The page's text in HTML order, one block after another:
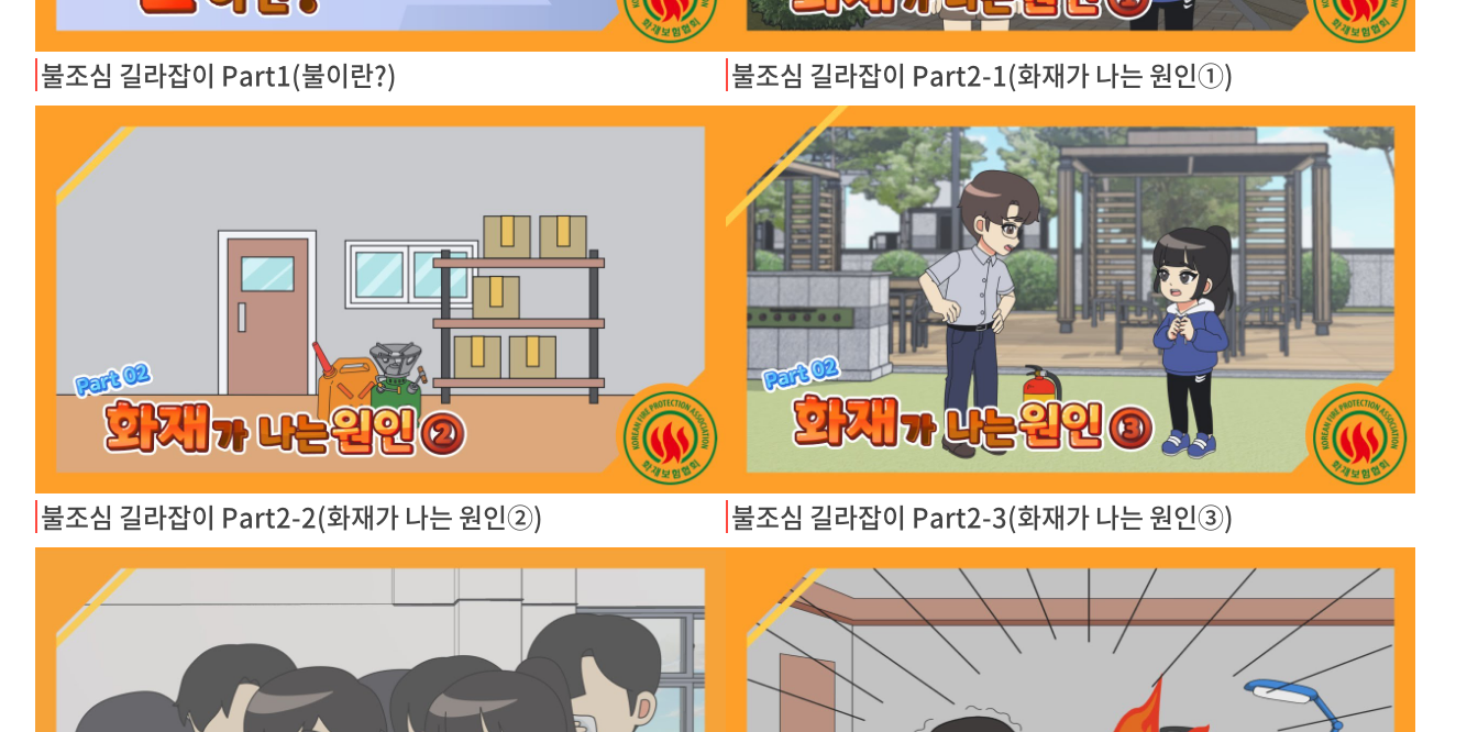
불조심 길라잡이 Part1(불이란?) 불조심 길라잡이 Part2-1(화재가 나는 원인①)
불조심 길라잡이 Part2-2(화재가 나는 원인②) 불조심 길라잡이 Part2-3(화재가 나는 원인③)